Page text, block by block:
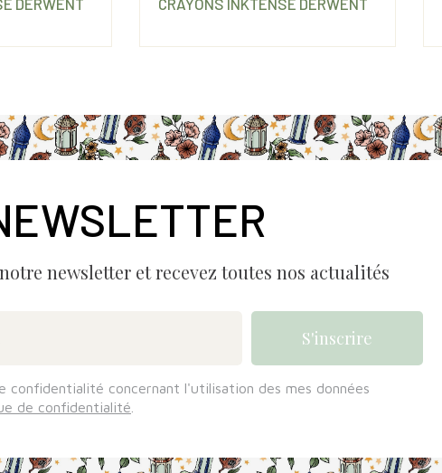
DERWENT CRAYONS INKTENSE DERWENT
newsletter et recevez toutes nos actualités
confidentialité concernant l'utilisation des mes données
de confidentialité